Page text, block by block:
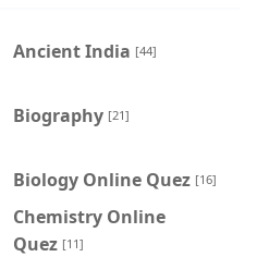
Ancient India [44]
Biography [21]
Biology Online Quez [16]
Chemistry Online
Quez [11]